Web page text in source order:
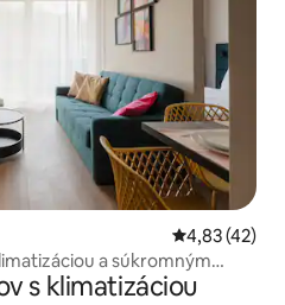
Priemerné
4,83 (42)
a súkromným
s klimatizáciou